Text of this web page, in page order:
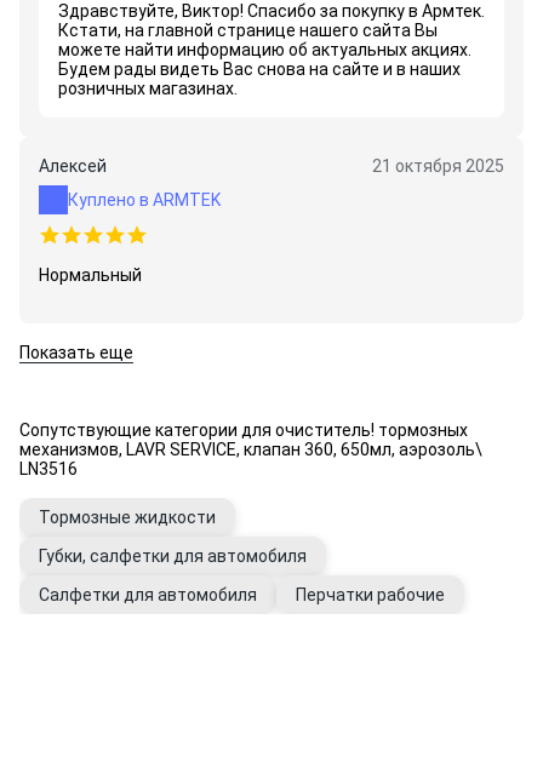
Здравствуйте, Виктор! Спасибо за покупку в Армтек.
Кстати, на главной странице нашего сайта Вы
можете найти информацию об актуальных акциях.
Будем рады видеть Вас снова на сайте и в наших
розничных магазинах.
Алексей
21 октября 2025
Куплено в ARMTEK
Нормальный
Показать еще
Сопутствующие категории для очиститель! тормозных
механизмов, LAVR SERVICE, клапан 360, 650мл, аэрозоль\
LN3516
Тормозные жидкости
Губки, салфетки для автомобиля
Салфетки для автомобиля
Перчатки рабочие